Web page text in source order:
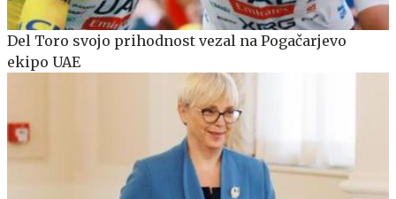
Del Toro svojo prihodnost vezal na Pogačarjevo
ekipo UAE